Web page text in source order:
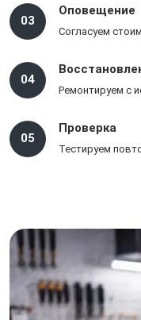
03
Оповещение
Согласуем
04
Ремонтируем с
05
Проверка
Тестируем